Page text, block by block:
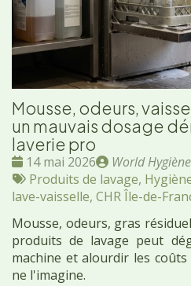
Mousse, odeurs,
un mauvais dosage
laverie pro
Date
:
14 mai 2026
Publié
par
World Hygiène
Tags
:
Produits de lavage,
lave-vaisselle, CHR Île-de-
Mousse, odeurs, gras
produits de lavage peut
machine et alourdir les
ne l'imagine.